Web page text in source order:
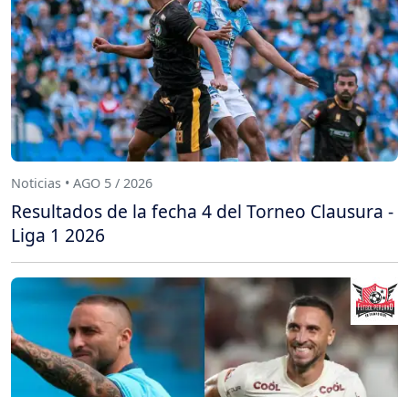
Noticias • AGO 5 / 2026
Resultados de la fecha 4 del Torneo Clausura -
Liga 1 2026